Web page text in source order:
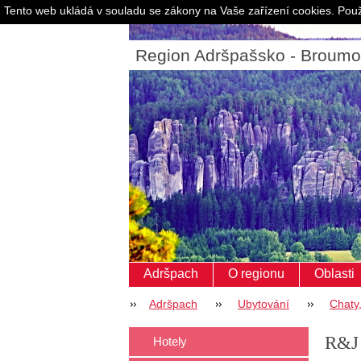
Region Adršpašsko -
Adršpach O regionu Oblasti
Adršpach Ubytování
Hotely
Tento web ukládá v souladu se zákony na Vaše zařízení cookies.